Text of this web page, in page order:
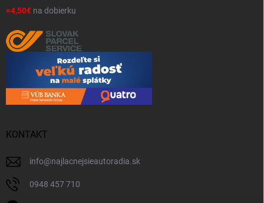
=4,50€ na dobierku
KONTAKT
info@najlacnejsieautoradia.sk
0948 457 710